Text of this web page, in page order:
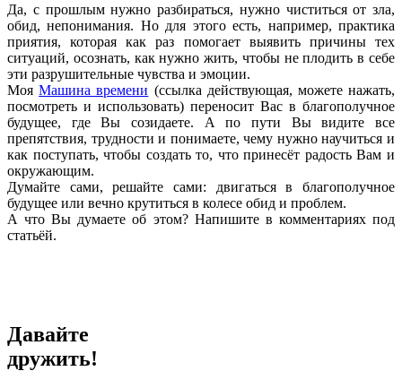
Да, с прошлым нужно разбираться, нужно чиститься от зла,
обид, непонимания. Но для этого есть, например, практика
приятия, которая как раз помогает выявить причины тех
ситуаций, осознать, как нужно жить, чтобы не плодить в себе
эти разрушительные чувства и эмоции.
МояМашина времени (ссылка действующая, можете нажать,
посмотреть и использовать) переносит Вас в благополучное
будущее, где Вы созидаете. А по пути Вы видите все
препятствия, трудности и понимаете, чему нужно научиться и
как поступать, чтобы создать то, что принесёт радость Вам и
окружающим.
Думайте сами, решайте сами: двигаться в благополучное
будущее или вечно крутиться в колесе обид и проблем.
А что Вы думаете об этом? Напишите в комментариях под
статьёй.
Давайте
дружить!